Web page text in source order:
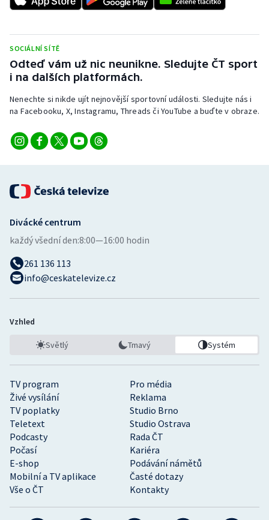
SOCIÁLNÍ SÍTĚ
Odteď vám už nic neunikne. Sledujte ČT sport
i na dalších platformách.
Nenechte si nikde ujít nejnovější sportovní události. Sledujte nás i
na Facebooku, X, Instagramu, Threads či YouTube a buďte v obraze.
TV program
Pro média
Živé vysílání
Reklama
TV poplatky
Studio Brno
Teletext
Studio Ostrava
Podcasty
Rada ČT
Počasí
Kariéra
E-shop
Podávání námětů
Mobilní a TV aplikace
Časté dotazy
Vše o ČT
Kontakty
Divácké centrum
každý všední den:8:00—16:00 hodin
261 136 113
info@ceskatelevize.cz
Vzhled
Světlý Tmavý Systém